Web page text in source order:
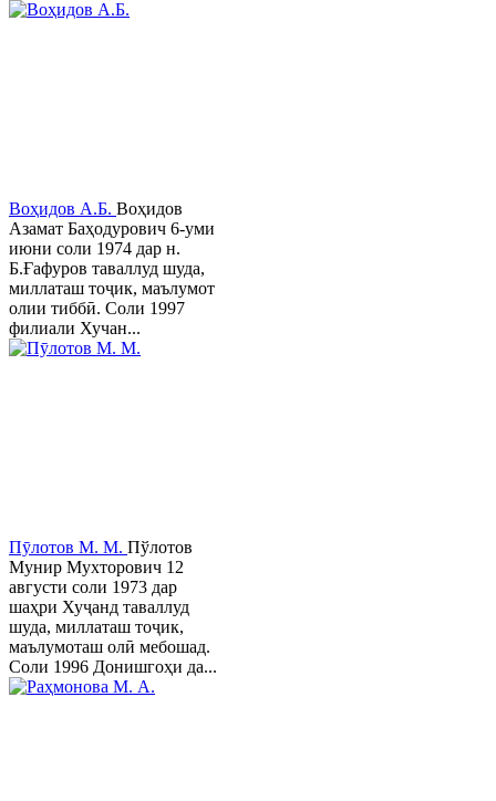
Воҳидов А.Б. Воҳидов
Азамат Баҳодурович 6-уми
июни соли 1974 дар н.
Б.Ғафуров таваллуд шуда,
миллаташ тоҷик, маълумот
олии тиббӣ. Соли 1997
филиали Хучан...
Пӯлотов М. М. Пўлотов
Мунир Мухторович 12
августи соли 1973 дар
шаҳри Хуҷанд таваллуд
шуда, миллаташ тоҷик,
маълумоташ олӣ мебошад.
Соли 1996 Донишгоҳи да...